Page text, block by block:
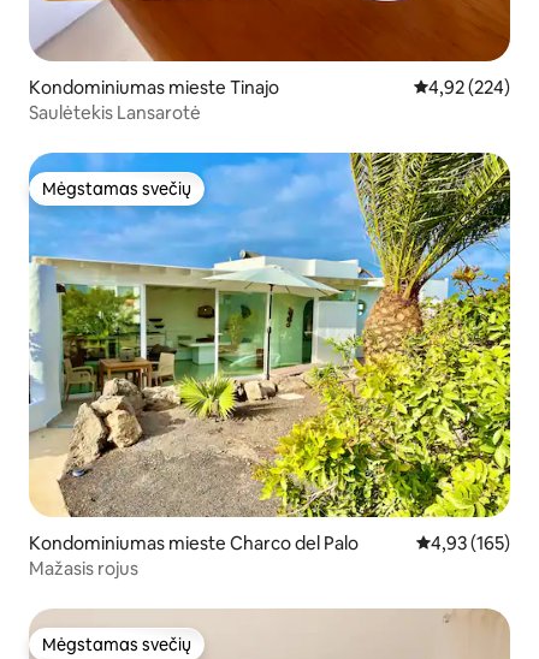
Kondominiumas mieste Tinajo Vidutinis
4,92 (224)
Saulėtekis Lansarotė
Mėgstamas svečių
Mėgstamas svečių
Kondominiumas mieste Charco del Palo Vidutinis
4,93 (165)
Mažasis rojus
Mėgstamas svečių